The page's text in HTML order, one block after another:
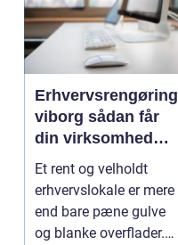
Erhvervsrengøring
viborg sådan får
din virksomhed
mere tid og bedre
arbejdsmiljø
Et rent og velholdt
erhvervslokale er mere
end bare pæne gulve
og blanke overflader.